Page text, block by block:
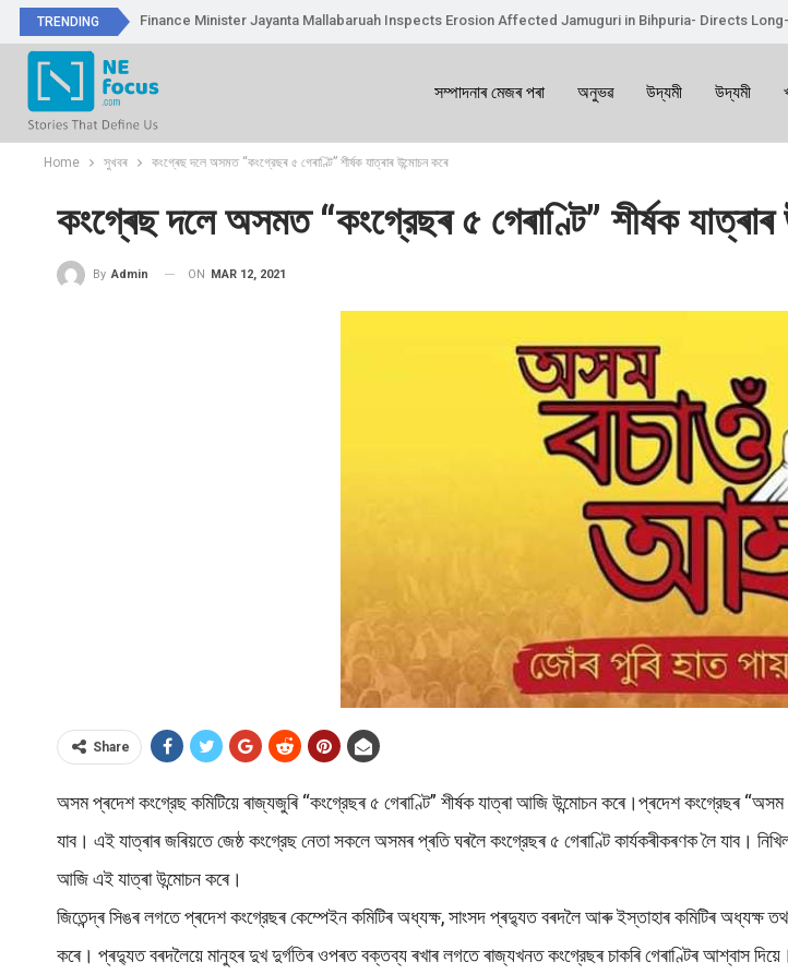
TRENDING Finance Minister Jayanta Mallabaruah Inspects Erosion Affected Jamuguri in Bihpuria- Directs
সম্পাদনাৰ মেজৰ পৰা অনুভৱ উদ্যমী উদ্যমী
Home সুখবৰ কংগ্ৰেছ দলে অসমত “কংগ্রেছৰ ৫ গেৰাণ্টি” শীৰ্ষক যাত্ৰাৰ উন্মোচন কৰে
কংগ্ৰেছ দলে অসমত “কংগ্রেছৰ ৫ গেৰাণ্টি” শীৰ্ষক যাত্ৰাৰ
By Admin ON MAR 12, 2021
Share
অসম প্ৰদেশ কংগ্রেছ কমিটিয়ে ৰাজ্যজুৰি “কংগ্রেছৰ ৫ গেৰাণ্টি” শীৰ্ষক যাত্ৰা আজি উন্মোচন কৰে।প্ৰদেশ কংগ্রেছৰ
যাব। এই যাত্ৰাৰ জৰিয়তে জেষ্ঠ কংগ্রেছ নেতা সকলে অসমৰ প্ৰতি ঘৰলৈ কংগ্রেছৰ ৫ গেৰাণ্টি কাৰ্যকৰীকৰণক লৈ যাব।
আজি এই যাত্ৰা উন্মোচন কৰে।
জিতেন্দ্ৰ সিঙৰ লগতে প্ৰদেশ কংগ্রেছৰ কেম্পেইন কমিটিৰ অধ্যক্ষ, সাংসদ প্ৰদ্যুত বৰদলৈ আৰু ইস্তাহাৰ কমিটিৰ অধ্যক্ষ
কৰে। প্ৰদ্যুত বৰদলৈয়ে মানুহৰ দুখ দুৰ্গতিৰ ওপৰত বক্তব্য ৰখাৰ লগতে ৰাজ্যখনত কংগ্রেছৰ চাকৰি গেৰাণ্টিৰ আশ্বাস